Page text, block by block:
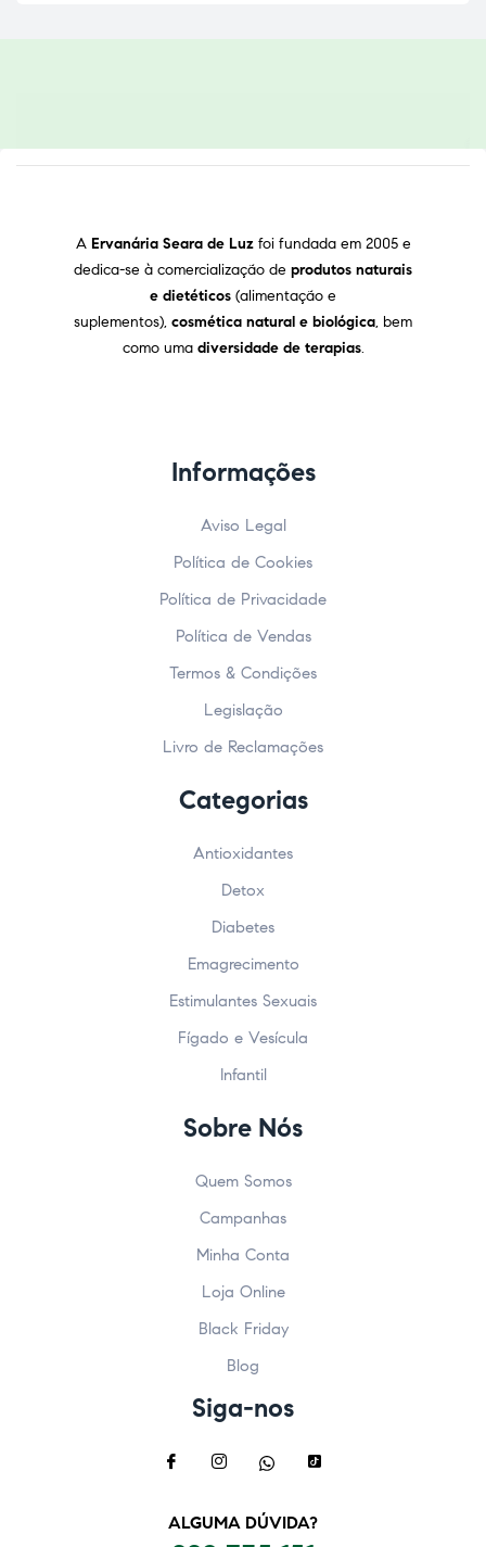
A Ervanária Seara de Luz foi fundada em 2005 e
dedica-se à comercialização de produtos naturais
e dietéticos (alimentação e
suplementos), cosmética natural e biológica, bem
como uma diversidade de terapias.
Informações
Aviso Legal
Política de Cookies
Política de Privacidade
Política de Vendas
Termos & Condições
Legislação
Livro de Reclamações
Categorias
Antioxidantes
Detox
Diabetes
Emagrecimento
Estimulantes Sexuais
Fígado e Vesícula
Infantil
Sobre Nós
Quem Somos
Campanhas
Minha Conta
Loja Online
Black Friday
Blog
Siga-nos
ALGUMA DÚVIDA?